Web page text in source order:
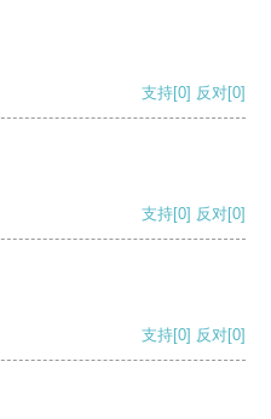
支持[0] 反对[0]
支持[0] 反对[0]
支持[0] 反对[0]